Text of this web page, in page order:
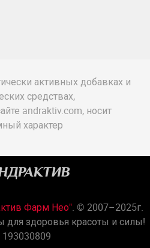
активных добавках и
средствах,
andraktiv.com, носит
характер
Фарм Нео". © 2007–2025г.
здоровья красоты и силы!